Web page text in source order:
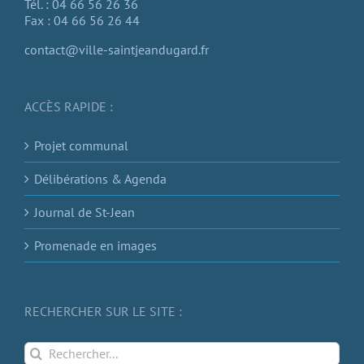
Tél. : 04 66 56 26 36
Fax : 04 66 56 26 44
contact@ville-saintjeandugard.fr
ACCÈS RAPIDE :
Projet communal
Délibérations & Agenda
Journal de St-Jean
Promenade en images
RECHERCHER SUR LE SITE :
Rechercher: